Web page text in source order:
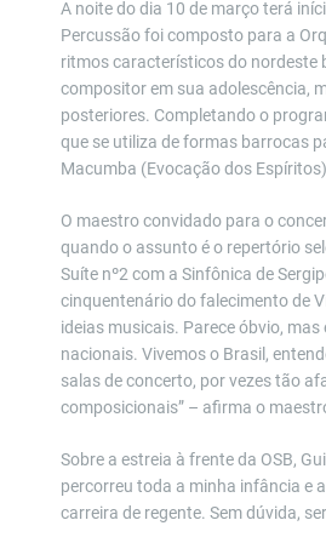
A noite do dia 10 de março terá
Percussão foi composto para a
ritmos característicos do nordeste
compositor em sua adolescência,
posteriores. Completando o
que se utiliza de formas barrocas
Macumba (Evocação dos
O maestro convidado para o
quando o assunto é o repertório
Suíte nº2 com a Sinfônica de
cinquentenário do falecimento de
ideias musicais. Parece óbvio,
nacionais. Vivemos o Brasil,
salas de concerto, por vezes tão
composicionais” – afirma o
Sobre a estreia à frente da OSB,
percorreu toda a minha infância e
carreira de regente. Sem dúvida,